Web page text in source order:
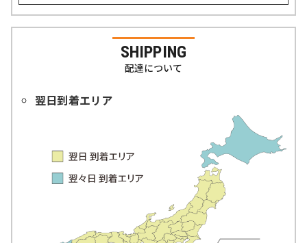
SHIPPING
配達について
翌日到着エリア